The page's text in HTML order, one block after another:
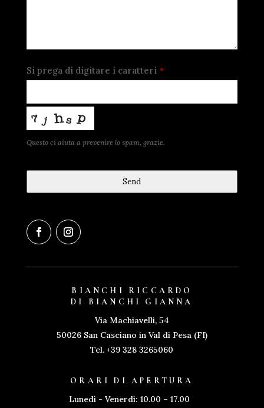
Si prega di digitare i caratteri *
Questo ci aiuta a prevenire lo spam, grazie.
Send
field
should
left
BIANCHI RICCARDO
DI BIANCHI GIANNA
Via Machiavelli, 54
50026 San Casciano in Val di Pesa (FI)
Tel. +39 328 3265060
ORARI DI APERTURA
Lunedì - Venerdì: 10.00 – 17.00